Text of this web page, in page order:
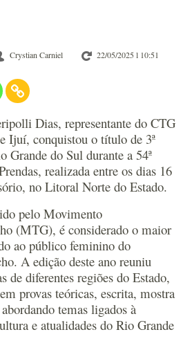
Crystian Carniel 22/05/2025 l 10:51
Dias, representante do CTG
Ijuí, conquistou o título de 3ª
Grande do Sul durante a 54ª
realizada entre os dias 16
no Litoral Norte do Estado.
pelo Movimento
(MTG), é considerado o maior
ao público feminino do
A edição deste ano reuniu
de diferentes regiões do Estado,
provas teóricas, escrita, mostra
temas ligados à
e atualidades do Rio Grande